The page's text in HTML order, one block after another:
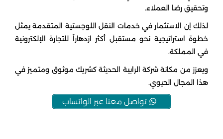
وتحقيق رضا العملاء.
لذلك إن الاستثمار في خدمات النقل اللوجستية المتقدمة يمثل
خطوة استراتيجية نحو مستقبل أكثر ازدهاراً للتجارة الإلكترونية
في المملكة،
ويعزز من مكانة شركة الرابية الحديثة كشريك موثوق ومتميز في
هذا المجال الحيوي.
تواصل معنا عبر الواتساب